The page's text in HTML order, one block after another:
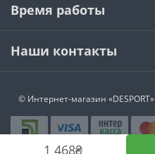
1 468₴
Время работы
Наши контакты
© Интернет-магазин «DESPORT»